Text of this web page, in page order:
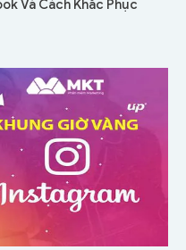
Và Cách Khắc Phục